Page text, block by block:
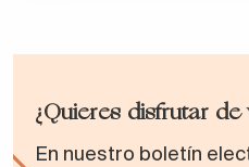
¿Quieres disfrutar de
En nuestro boletín